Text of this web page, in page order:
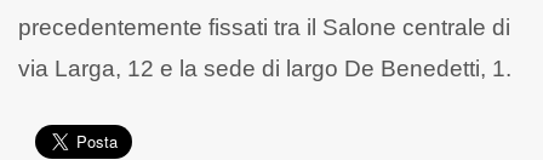
precedentemente fissati tra il Salone centrale di
via Larga, 12 e la sede di largo De Benedetti, 1.